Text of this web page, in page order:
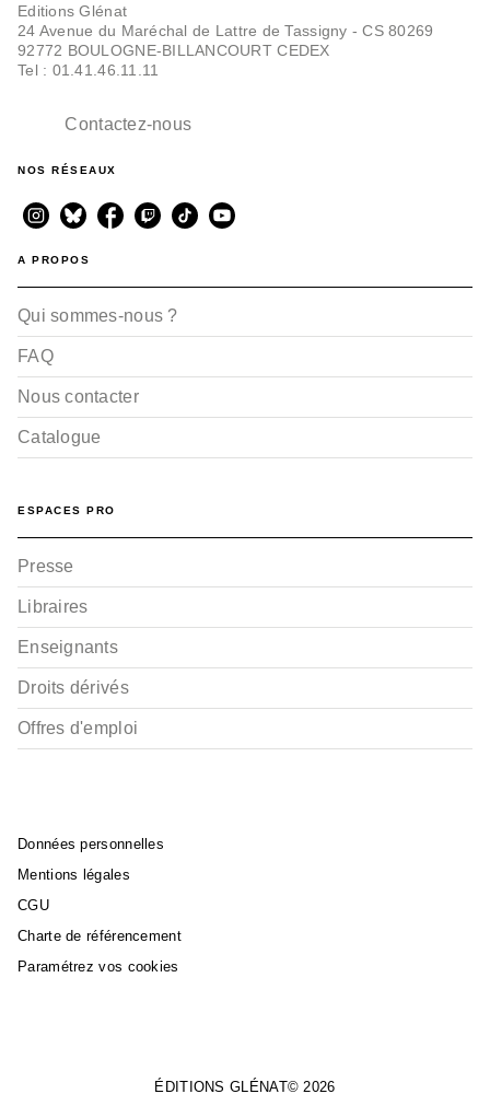
Editions Glénat
24 Avenue du Maréchal de Lattre de Tassigny - CS 80269
92772 BOULOGNE-BILLANCOURT CEDEX
Tel : 01.41.46.11.11
Contactez-nous
NOS RÉSEAUX
A PROPOS
Qui sommes-nous ?
FAQ
Nous contacter
Catalogue
ESPACES PRO
Presse
Libraires
Enseignants
Droits dérivés
Offres d'emploi
Données personnelles
Mentions légales
CGU
Charte de référencement
Paramétrez vos cookies
ÉDITIONS GLÉNAT© 2026